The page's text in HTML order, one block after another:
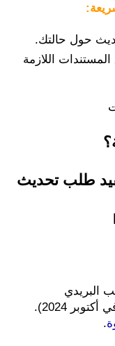
حول حالتك.
اللازمة
البريدي
2024).
.